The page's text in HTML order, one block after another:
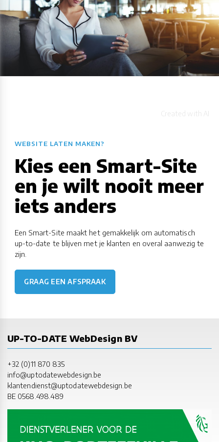
WEBSITE LATEN MAKEN?
Kies een Smart-Site
en je wilt nooit meer
iets anders
Een Smart-Site maakt het gemakkelijk om automatisch
up-to-date te blijven met je klanten en overal aanwezig te
zijn.
GRAAG EEN AFSPRAAK
UP-TO-DATE WebDesign BV
+32 (0)11 870 835
info@uptodatewebdesign.be
klantendienst@uptodatewebdesign.be
BE 0568.498.489